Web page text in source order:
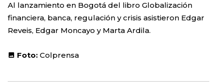
Al lanzamiento en Bogotá del libro Globalización
financiera, banca, regulación y crisis asistieron Edgar
Reveis, Edgar Moncayo y Marta Ardila.
Foto: Colprensa